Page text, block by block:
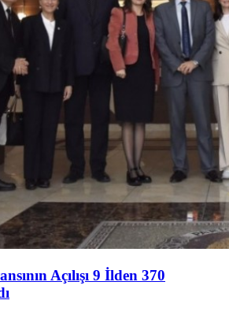
Açılışı 9 İlden 370